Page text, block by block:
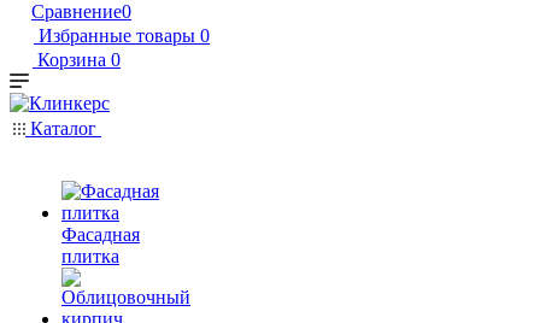
Сравнение0
Избранные товары 0
Корзина 0
Каталог
Фасадная
плитка